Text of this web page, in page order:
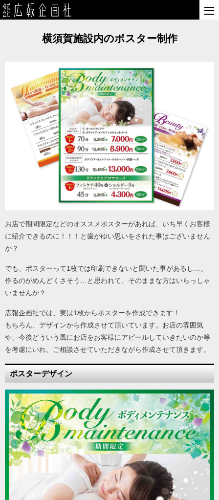
横須賀施設内のポスター制作
お店で期間限定などのオススメポスターがあれば、いち早くお客様
に紹介できるのに！！！と歯がゆい思いをされた事はございません
か？
でも、ポスターって1枚では印刷できないと聞いた事があるし…。
作るのがめんどくさそう…と思われて、そのままな方はいらっしゃ
いませんか？
広報企画社では、実は1枚からポスターを作成できます！
もちろん、デザインから作成させて頂いています。お店の雰囲気
や、今後どういう風にお店をお客様にアピールしていきたいのか等
を考慮にいれ、ご相談させていただきながら作成させて頂きます。
ポスターデザイン